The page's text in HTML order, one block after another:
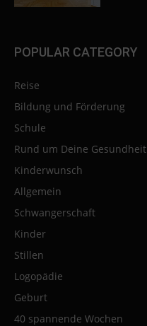
POPULAR CATEGORY
Reise
Bildung und Förderung
Schule
Rund um Deine Gesundheit
Kinderwunsch
Allgemein
Schwangerschaft
Kinder
Stillen
Logopädie
Geburt
40 spannende Wochen